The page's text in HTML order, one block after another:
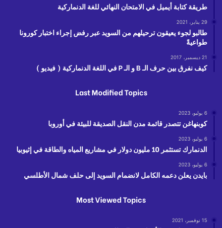
طريقة كتابة أيميل في الامتحان النهائي للغة الدنماركية
29 يناير، 2021
طالبو لجوء يعيقون ترحيلهم من السويد عبر رفض إجراء اختبار كورونا
طواعيةً
21 ديسمبر، 2017
كيف نفرق بين حرف الـ B و الـ P في اللغة الدنماركية ( فيديو )
Last Modified Topics
6 يوليو، 2023
كوبنهاغن تتصدر قائمة مدن النقل الصديقة للبيئة في أوروبا
6 يوليو، 2023
الدنمارك تستثمر 10 مليون دولار في مشاريع المياه والطاقة في إثيوبيا
6 يوليو، 2023
بايدن يعلن دعمه الكامل لانضمام السويد إلى حلف شمال الأطلسي
Most Viewed Topics
15 نوفمبر، 2021